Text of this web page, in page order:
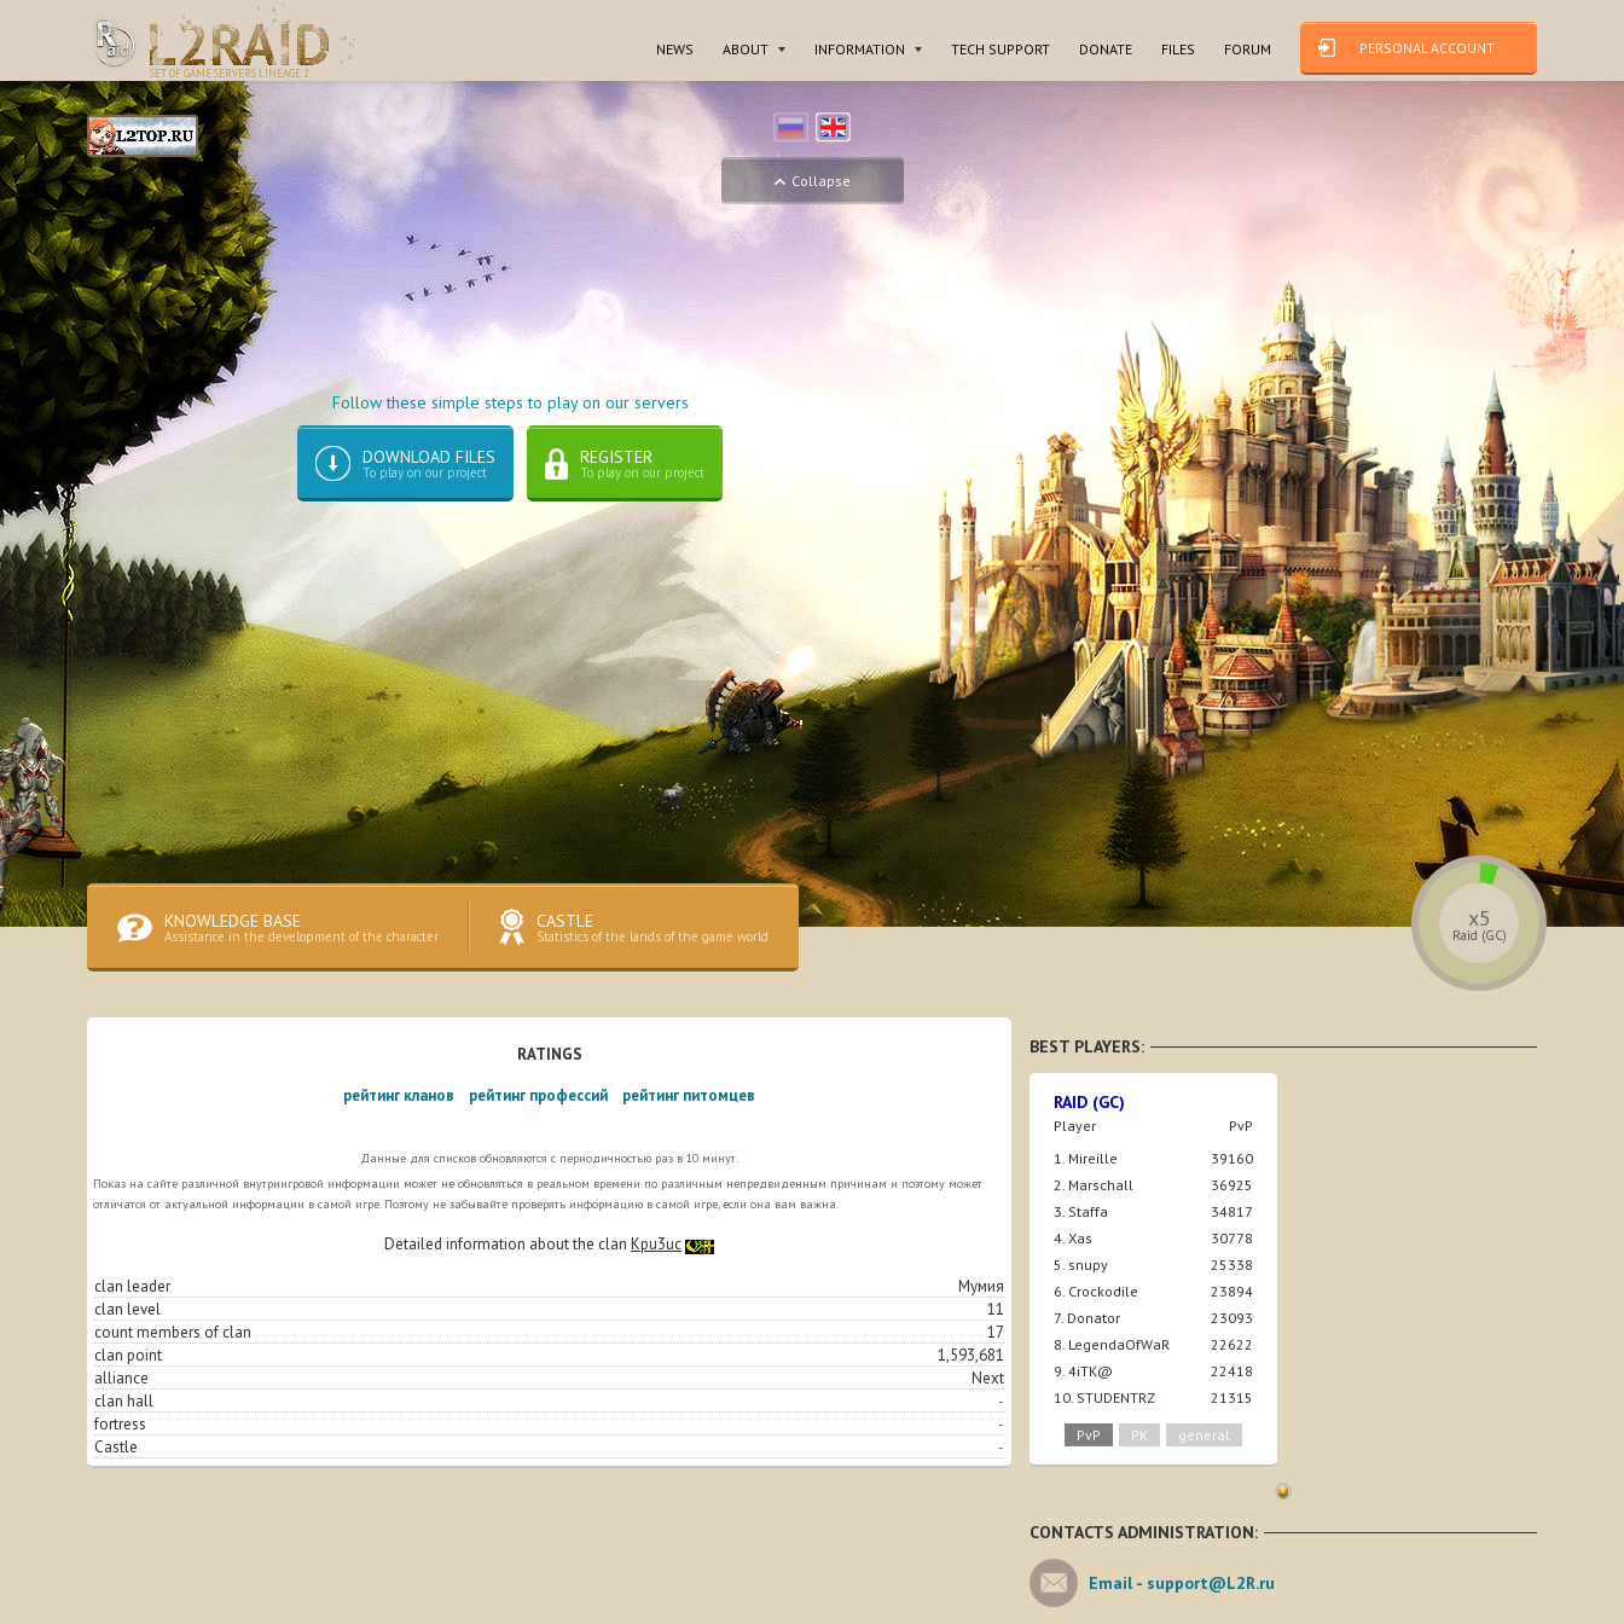
SET OF GAME SERVERS LINEAGE 2
PERSONAL ACCOUNT
NEWS ABOUT INFORMATION TECH SUPPORT DONATE FILES FORUM
Collapse
Follow these simple steps to play on our servers
DOWNLOAD FILES
To play on our project
REGISTER
To play on our project
KNOWLEDGE BASE
Assistance in the development of the character
CASTLE
Statistics of the lands of the game world
x5
Raid (GC)
RATINGS
рейтинг кланов
рейтинг профессий рейтинг питомцев
Данные для списков обновляются с периодичностью раз в 10 минут.
Показ на сайте различной внутриигровой информации может не обновляться в реальном времени по различным непредвиденным причинам и поэтому может
отличатся от актуальной информации в самой игре. Поэтому не забывайте проверять информацию в самой игре, если она вам важна.
Detailed information about the clan Kpu3uc
clan leader
Мумия
clan level
11
count members of clan
17
clan point
1,593,681
alliance
Next
clan hall
-
fortress
-
Castle
-
BEST PLAYERS:
RAID (GC)
Player
PvP
1. Mireille
39160
2. Marschall
36925
3. Staffa
34817
4. Xas
30778
5. snupy
25338
6. Crockodile
23894
7. Donator
23093
8. LegendaOfWaR
22622
9. 4iTK@
22418
10. STUDENTRZ
21315
PvP PK general
CONTACTS ADMINISTRATION:
Email - support@L2R.ru